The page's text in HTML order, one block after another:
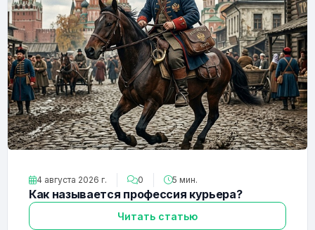
4 августа 2026 г. 0 5 мин.
Как называется профессия курьера?
Читать статью